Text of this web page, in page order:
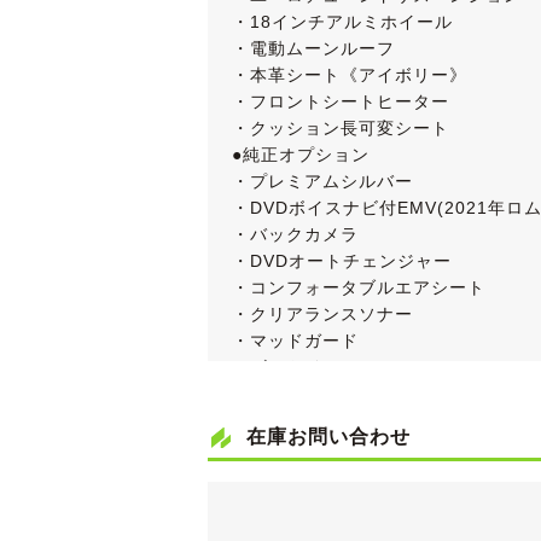
・18インチアルミホイール
・電動ムーンルーフ
・本革シート《アイボリー》
・フロントシートヒーター
・クッション長可変シート
●純正オプション
・プレミアムシルバー
・DVDボイスナビ付EMV(2021年ロ
・バックカメラ
・DVDオートチェンジャー
・コンフォータブルエアシート
・クリアランスソナー
・マッドガード
・ビルトインETC
●3WAYシートメモリー(運転席)
在庫お問い合わせ